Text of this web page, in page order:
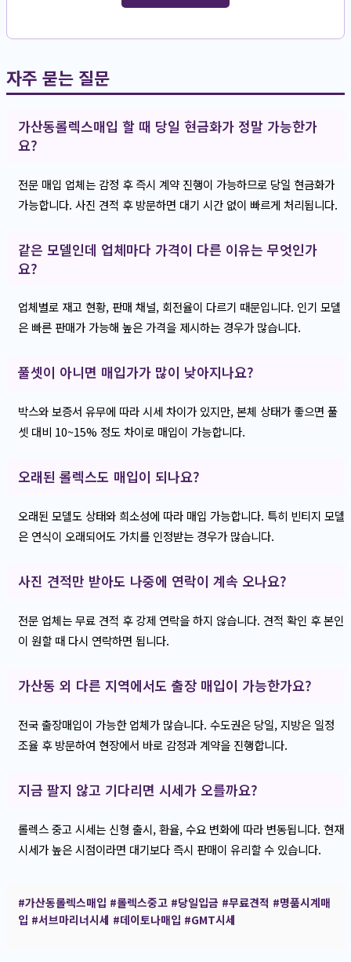
자주 묻는 질문
가산동롤렉스매입 할 때 당일 현금화가 정말 가능한가
요?
전문 매입 업체는 감정 후 즉시 계약 진행이 가능하므로 당일 현금화가
가능합니다. 사진 견적 후 방문하면 대기 시간 없이 빠르게 처리됩니다.
같은 모델인데 업체마다 가격이 다른 이유는 무엇인가
요?
업체별로 재고 현황, 판매 채널, 회전율이 다르기 때문입니다. 인기 모델
은 빠른 판매가 가능해 높은 가격을 제시하는 경우가 많습니다.
풀셋이 아니면 매입가가 많이 낮아지나요?
박스와 보증서 유무에 따라 시세 차이가 있지만, 본체 상태가 좋으면 풀
셋 대비 10~15% 정도 차이로 매입이 가능합니다.
오래된 롤렉스도 매입이 되나요?
오래된 모델도 상태와 희소성에 따라 매입 가능합니다. 특히 빈티지 모델
은 연식이 오래되어도 가치를 인정받는 경우가 많습니다.
사진 견적만 받아도 나중에 연락이 계속 오나요?
전문 업체는 무료 견적 후 강제 연락을 하지 않습니다. 견적 확인 후 본인
이 원할 때 다시 연락하면 됩니다.
가산동 외 다른 지역에서도 출장 매입이 가능한가요?
전국 출장매입이 가능한 업체가 많습니다. 수도권은 당일, 지방은 일정
조율 후 방문하여 현장에서 바로 감정과 계약을 진행합니다.
지금 팔지 않고 기다리면 시세가 오를까요?
롤렉스 중고 시세는 신형 출시, 환율, 수요 변화에 따라 변동됩니다. 현재
시세가 높은 시점이라면 대기보다 즉시 판매이 유리할 수 있습니다.
#가산동롤렉스매입 #롤렉스중고 #당일입금 #무료견적 #명품시계매
입 #서브마리너시세 #데이토나매입 #GMT시세